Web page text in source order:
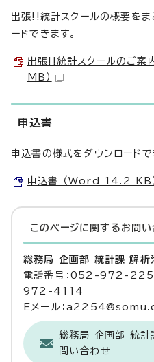
出張!!統計スクールの概要をま
ードできます。
出張!!統計スクールのご案
MB）
申込書
申込書の様式をダウンロードで
申込書 （Word 14.2 KB
このページに関する お問い
総務局 企画部 統計課 解析
電話番号：052-972-
972-4114
Eメール：
総務局 企画部 統計
問い合わせ